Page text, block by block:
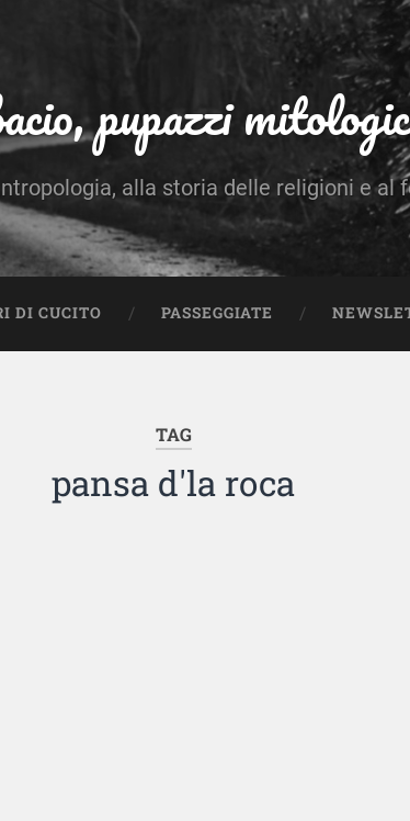
pupazzi
alla storia delle religioni e al
DI CUCITO PASSEGGIATE
TAG
pansa d'la roca